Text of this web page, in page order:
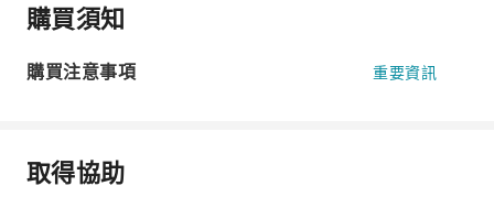
購買須知
購買注意事項 重要資訊
取得協助